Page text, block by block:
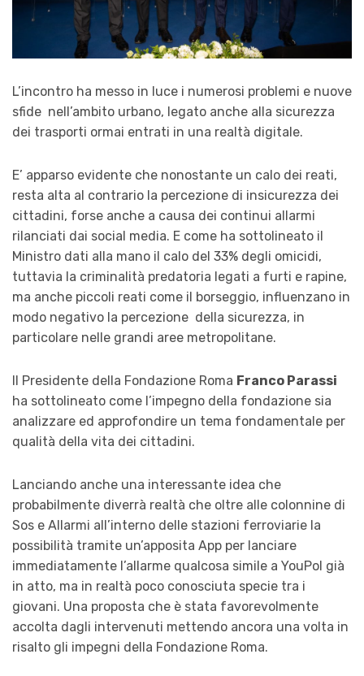
L’incontro ha messo in luce i numerosi problemi e nuove
sfide nell’ambito urbano, legato anche alla sicurezza
dei trasporti ormai entrati in una realtà digitale.
E’ apparso evidente che nonostante un calo dei reati,
resta alta al contrario la percezione di insicurezza dei
cittadini, forse anche a causa dei continui allarmi
rilanciati dai social media. E come ha sottolineato il
Ministro dati alla mano il calo del 33% degli omicidi,
tuttavia la criminalità predatoria legati a furti e rapine,
ma anche piccoli reati come il borseggio, influenzano in
modo negativo la percezione della sicurezza, in
particolare nelle grandi aree metropolitane.
Il Presidente della Fondazione Roma Franco Parassi
ha sottolineato come l’impegno della fondazione sia
analizzare ed approfondire un tema fondamentale per
qualità della vita dei cittadini.
Lanciando anche una interessante idea che
probabilmente diverrà realtà che oltre alle colonnine di
Sos e Allarmi all’interno delle stazioni ferroviarie la
possibilità tramite un’apposita App per lanciare
immediatamente l’allarme qualcosa simile a YouPol già
in atto, ma in realtà poco conosciuta specie tra i
giovani. Una proposta che è stata favorevolmente
accolta dagli intervenuti mettendo ancora una volta in
risalto gli impegni della Fondazione Roma.